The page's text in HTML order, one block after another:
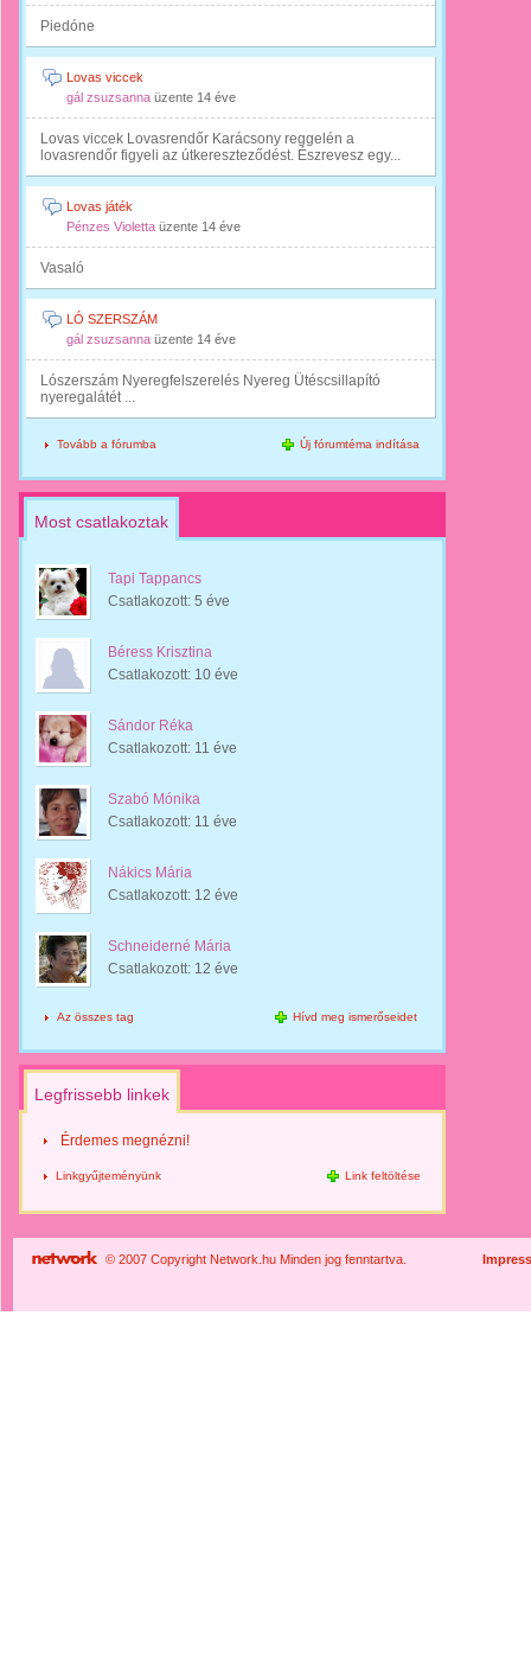
Piedóne
Lovas viccek
gál zsuzsanna üzente 14 éve
Lovas viccek Lovasrendőr Karácsony reggelén a
lovasrendőr figyeli az útkereszteződést. Észrevesz egy...
Lovas játék
Pénzes Violetta üzente 14 éve
Vasaló
LÓ SZERSZÁM
gál zsuzsanna üzente 14 éve
Lószerszám Nyeregfelszerelés Nyereg Ütéscsillapító
nyeregalátét ...
Tovább a fórumba Új fórumtéma indítása
Most csatlakoztak
Tapi Tappancs
Csatlakozott: 5 éve
Béress Krisztina
Csatlakozott: 10 éve
Sándor Réka
Csatlakozott: 11 éve
Szabó Mónika
Csatlakozott: 11 éve
Nákics Mária
Csatlakozott: 12 éve
Schneiderné Mária
Csatlakozott: 12 éve
Az összes tag Hívd meg ismerőseidet
Legfrissebb linkek
Érdemes megnézni!
Linkgyűjteményünk Link feltöltése
© 2007 Copyright Network.hu Minden jog fenntartva.